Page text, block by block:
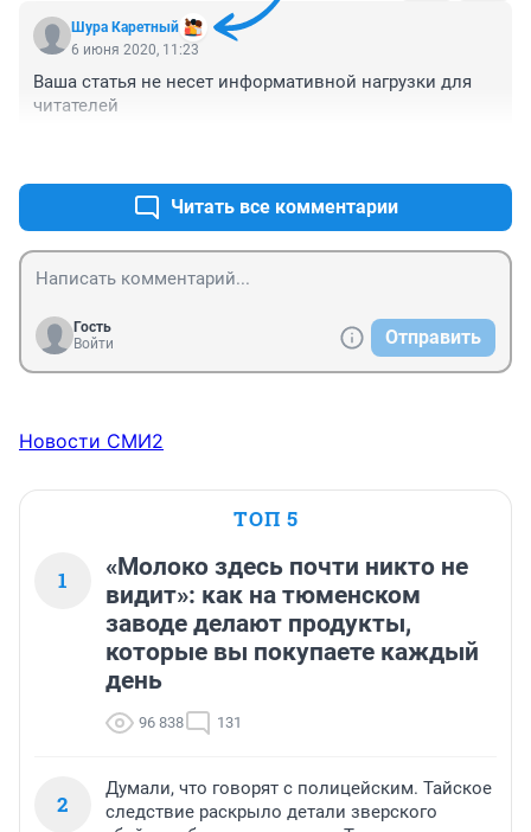
Шура Каретный
6 июня 2020, 11:23
Ваша статья не несет информативной нагрузки для
читателей
Читать все комментарии
Гость
Войти
Отправить
Новости СМИ2
ТОП 5
1
«Молоко здесь почти никто не
видит»: как на тюменском
заводе делают продукты,
которые вы покупаете каждый
день
96 838 131
2
Думали, что говорят с полицейским. Тайское
следствие раскрыло детали зверского